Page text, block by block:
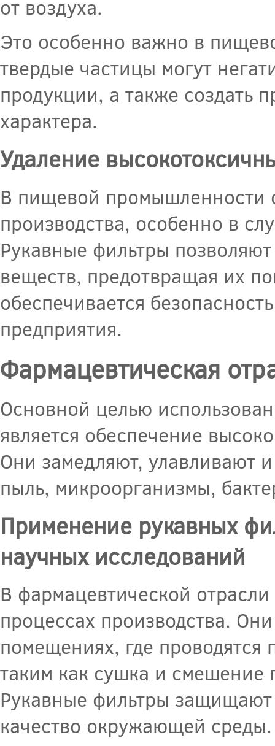
от воздуха.
Это особенно важно в
твердые частицы могут
продукции, а также создать
характера.
Удаление
В пищевой промышленности
производства, особенно в
Рукавные фильтры
веществ, предотвращая их
обеспечивается
предприятия.
Фармацевтическая
Основной целью
является обеспечение
Они замедляют, улавливают
пыль, микроорганизмы,
Применение рукавных
научных исследований
В фармацевтической
процессах производства.
помещениях, где
таким как сушка и смешение
Рукавные фильтры
качество окружающей среды.